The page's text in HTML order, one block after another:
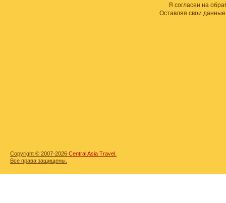
Я согласен на
Оставляя свои
Copyright © 2007-2026 Central Asia Travel.
Все права защищены.